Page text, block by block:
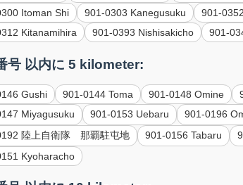
Itoman Shi
901-0303 Kanegusuku 901-
Kitanamihira
901-0393 Nishisakicho 901-
号 以内に 5 kilometer:
Gushi 901-0144 Toma 901-0148 Omine
Miyagusuku
901-0153 Uebaru 901-0196
陸上自衛隊 那覇駐屯地
901-0156 Tabaru
Kyoharacho